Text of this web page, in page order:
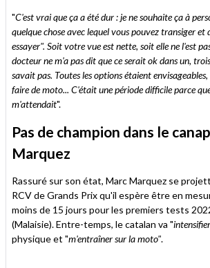
"C'est vrai que ça a été dur : je ne souhaite ça à
quelque chose avec lequel vous pouvez transiger et
essayer". Soit votre vue est nette, soit elle ne l'est
docteur ne m'a pas dit que ce serait ok dans un,
savait pas. Toutes les options étaient
faire de moto... C'était une période difficile parce
m'attendait".
Pas de champion dans le
Marquez
Rassuré sur son état, Marc Marquez se
RCV de Grands Prix qu'il espère être en
moins de 15 jours pour les premiers tests
(Malaisie). Entre-temps, le catalan va "intensifier
physique et "m'entraîner sur la moto".